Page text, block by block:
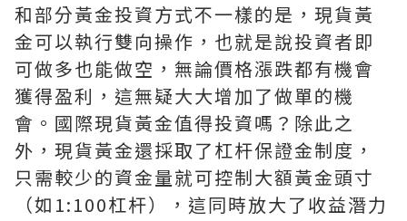
和部分黃金投資方式不一樣的是，現貨黃
金可以執行雙向操作，也就是說投資者即
可做多也能做空，無論價格漲跌都有機會
獲得盈利，這無疑大大增加了做單的機
會。國際現貨黃金值得投資嗎？除此之
外，現貨黃金還採取了杠杆保證金制度，
只需較少的資金量就可控制大額黃金頭寸
（如1:100杠杆），這同時放大了收益潛力